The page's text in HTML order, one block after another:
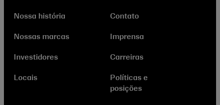
Nossa história
Nossas marcas
Investidores
Locais
Contato
Imprensa
Carreiras
Políticas e
posições